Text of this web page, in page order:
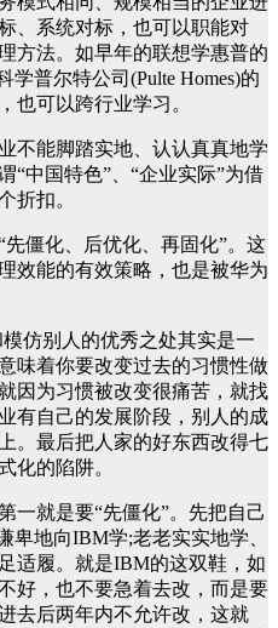
、系统对标，也可以职能对
方法。如早年的联想学惠普的
普尔特公司(Pulte Homes)的
也可以跨行业学习。
不能脚踏实地、认认真真地学
“中国特色”、“企业实际”为借
折扣。
僵化、后优化、再固化”。这
效能的有效策略，也是被华为
仿别人的优秀之处其实是一
味着你要改变过去的习惯性做
因为习惯被改变很痛苦，就找
有自己的发展阶段，别人的成
。最后把人家的好东西改得七
化的陷阱。
一就是要“先僵化”。先把自己
卑地向IBM学;老老实实地学、
适履。就是IBM的这双鞋，如
好，也不要急着去改，而是要
去后两年内不允许改，这就